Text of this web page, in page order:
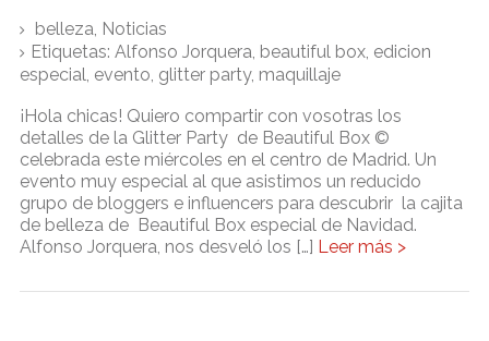
belleza, Noticias
Etiquetas: Alfonso Jorquera, beautiful box, edicion
especial, evento, glitter party, maquillaje
¡Hola chicas! Quiero compartir con vosotras los
detalles de la Glitter Party de Beautiful Box ©
celebrada este miércoles en el centro de Madrid. Un
evento muy especial al que asistimos un reducido
grupo de bloggers e influencers para descubrir la cajita
de belleza de Beautiful Box especial de Navidad.
Alfonso Jorquera, nos desveló los […] Leer más >